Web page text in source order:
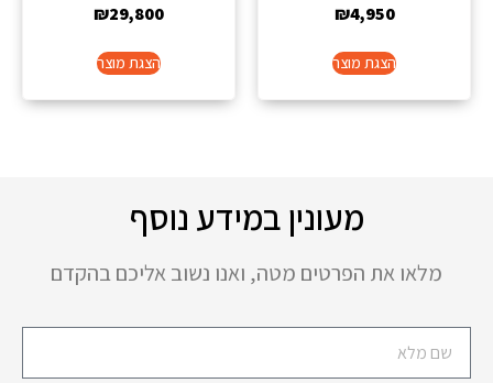
₪4,950
הצגת מוצר
₪29,800
הצגת מוצר
מעונין במידע נוסף
מלאו את הפרטים מטה, ואנו נשוב אליכם בהקדם